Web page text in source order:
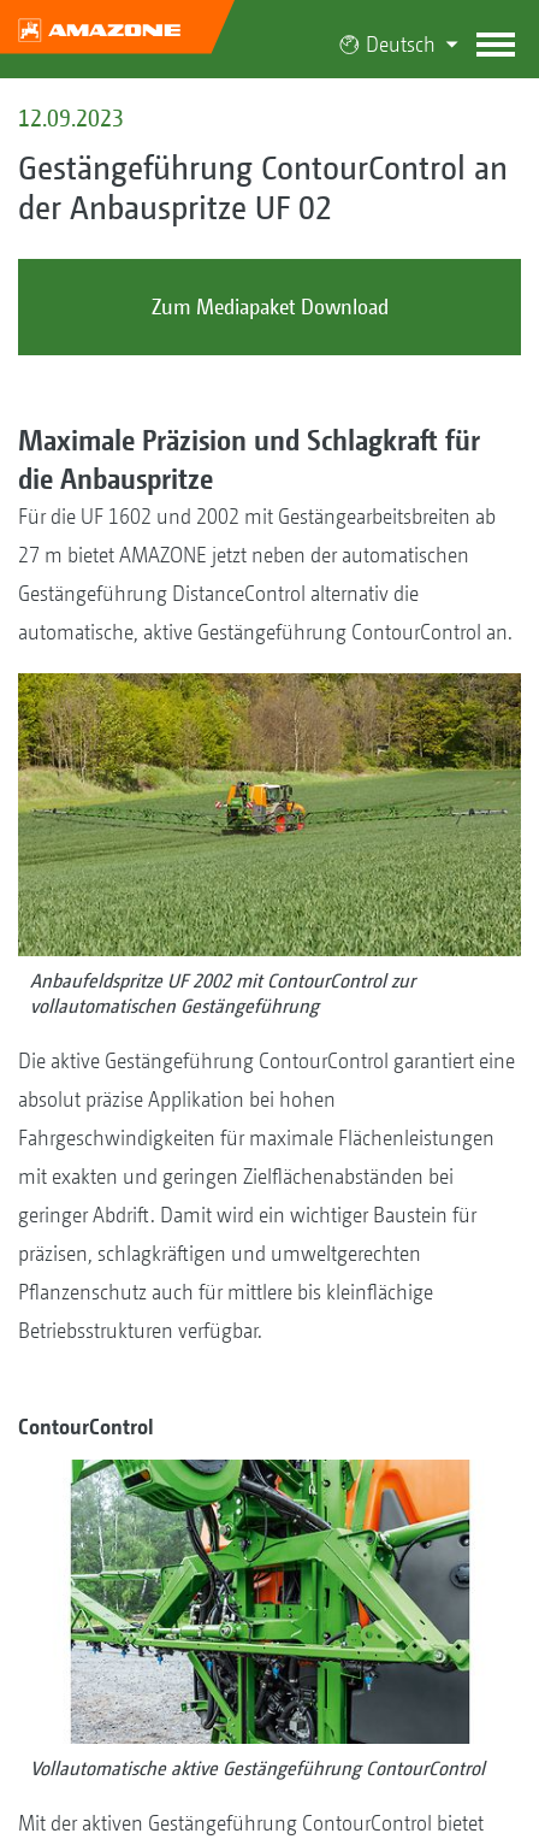
Deutsch
12.09.2023
Gestängeführung ContourControl an
der Anbauspritze UF 02
Zum Mediapaket Download
Maximale Präzision und Schlagkraft für
die Anbauspritze
Für die UF 1602 und 2002 mit Gestängearbeitsbreiten ab
27 m bietet AMAZONE jetzt neben der automatischen
Gestängeführung DistanceControl alternativ die
automatische, aktive Gestängeführung ContourControl an.
Anbaufeldspritze UF 2002 mit ContourControl zur
vollautomatischen Gestängeführung
Die aktive Gestängeführung ContourControl garantiert eine
absolut präzise Applikation bei hohen
Fahrgeschwindigkeiten für maximale Flächenleistungen
mit exakten und geringen Zielflächenabständen bei
geringer Abdrift. Damit wird ein wichtiger Baustein für
präzisen, schlagkräftigen und umweltgerechten
Pflanzenschutz auch für mittlere bis kleinflächige
Betriebsstrukturen verfügbar.
ContourControl
Vollautomatische aktive Gestängeführung ContourControl
Mit der aktiven Gestängeführung ContourControl bietet